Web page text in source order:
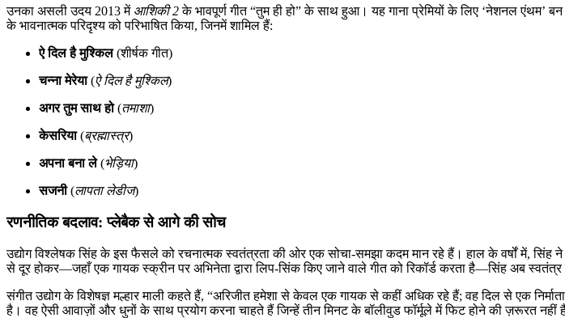
उनका असली उदय 2013 में आशिकी 2के भावपूर्ण गीत “तुम ही हो” के साथ हुआ। यह गाना प्रेमियों के लिए ‘नेशनल एंथम’ बन
के भावनात्मक परिदृश्य को परिभाषित किया, जिनमें शामिल हैं:
ऐ दिल है मुश्किल(शीर्षक गीत)
चन्ना मेरेया(ऐ दिल है मुश्किल)
अगर तुम साथ हो(तमाशा)
केसरिया(ब्रह्मास्त्र)
अपना बना ले(भेड़िया)
सजनी(लापता लेडीज)
रणनीतिक बदलाव: प्लेबैक से आगे की सोच
उद्योग विश्लेषक सिंह के इस फैसले को रचनात्मक स्वतंत्रता की ओर एक सोचा-समझा कदम मान रहे हैं। हाल के वर्षों में,
से दूर होकर—जहाँ एक गायक स्क्रीन पर अभिनेता द्वारा लिप-सिंक किए जाने वाले गीत को रिकॉर्ड करता है—सिंह अब
संगीत उद्योग के विशेषज्ञ मल्हार माली कहते हैं, “अरिजीत हमेशा से केवल एक गायक से कहीं अधिक रहे हैं; वह दिल से एक
है। वह ऐसी आवाज़ों और धुनों के साथ प्रयोग करना चाहते हैं जिन्हें तीन मिनट के बॉलीवुड फॉर्मूले में फिट होने की ज़रूरत नहीं